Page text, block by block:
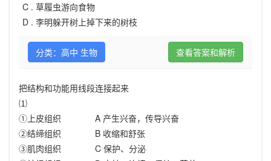
C . 草履虫游向食物
D . 李明躲开树上掉下来的树枝
分类：高中 生物 查看答案和解析
把结构和功能用线段连接起来
⑴
①上皮组织 A 产生兴奋，传导兴奋
②结缔组织 B 收缩和舒张
③肌肉组织 C 保护、分泌